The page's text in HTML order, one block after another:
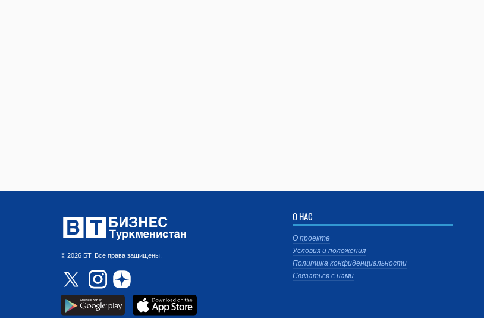
© 2026 БТ. Все права защищены.
О НАС
О проекте
Условия и положения
Политика конфиденциальности
Связаться с нами